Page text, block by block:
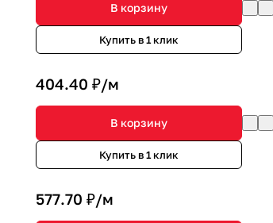
В корзину
Купить в 1 клик
404.40 ₽/м
В корзину
Купить в 1 клик
577.70 ₽/м